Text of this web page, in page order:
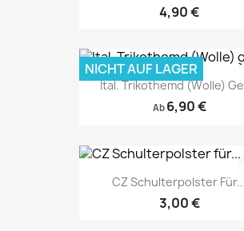
4,90 €
Ital. Trikothemd (Wolle)
Ab 6,90 €
NICHT AUF LAGER
CZ Schulterpolster
3,00 €